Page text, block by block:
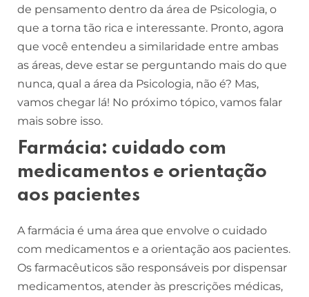
de pensamento dentro da área de Psicologia, o
que a torna tão rica e interessante. Pronto, agora
que você entendeu a similaridade entre ambas
as áreas, deve estar se perguntando mais do que
nunca, qual a área da Psicologia, não é? Mas,
vamos chegar lá! No próximo tópico, vamos falar
mais sobre isso.
Farmácia: cuidado com
medicamentos e orientação
aos pacientes
A farmácia é uma área que envolve o cuidado
com medicamentos e a orientação aos pacientes.
Os farmacêuticos são responsáveis por dispensar
medicamentos, atender às prescrições médicas,